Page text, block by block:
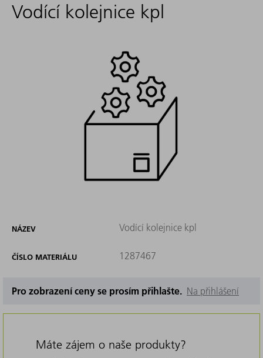
Vodící kolejnice kpl
NÁZEV Vodící kolejnice kpl
ČÍSLO MATERIÁLU 1287467
Pro zobrazení ceny se prosím přihlašte. Na přihlášení
Máte zájem o naše produkty?